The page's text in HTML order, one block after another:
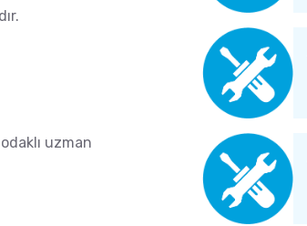
uzman